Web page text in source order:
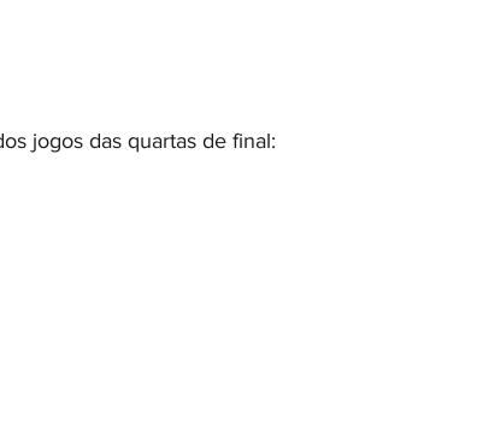
jogos das quartas de final: